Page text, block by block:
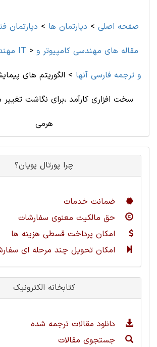
صفحه اصلی > دپارتمان ها > دپارتمان
مهندسی کامپیوتر و IT > مقاله های مهندسی کامپیوتر و
IT و ترجمه فارسی آنها > الگوریتم های
سخت افزاری کارآمد ،برای نگاشت
هرمی
چرا پورتال پویان؟
ضمانت خدمات
حق مالکیت معنوی سفارشات
امکان پرداخت قسطی هزینه ها
امکان تحویل چند مرحله ای
کتابخانه الکترونیک
دانلود مقالات ترجمه شده
جستجوی مقالات